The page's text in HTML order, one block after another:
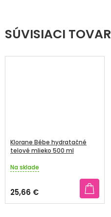
SÚVISIACI TOVAR
Klorane Bébe hydratačné
telové mlieko 500 ml
Priemerné
produktu
je
5,0
Na sklade
25,66 €